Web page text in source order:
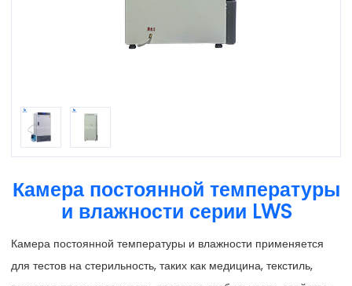
Камера постоянной температуры
и влажности серии LWS
Камера постоянной температуры и влажности применяется
для тестов на стерильность, таких как медицина, текстиль,